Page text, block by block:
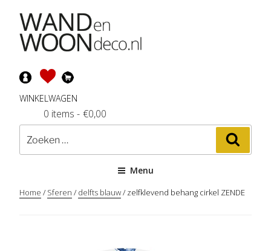
inhoud
WINKELWAGEN
- €0,00
0 items
Zoeken
naar:
Menu
Home / Sferen / delfts blauw/ zelfklevend behang cirkel ZENDE